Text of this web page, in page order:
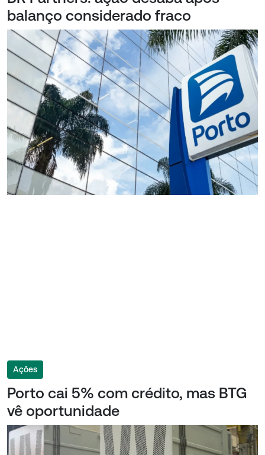
balanço considerado fraco
Ações
Porto cai 5% com crédito, mas BTG
vê oportunidade